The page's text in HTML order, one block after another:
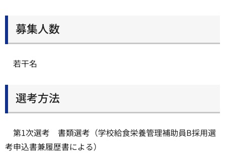
募集人数
若干名
選考方法
第1次選考 書類選考（学校給食栄養管理補助員B採用選
考申込書兼履歴書による）